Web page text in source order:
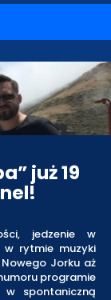
już 19
jedzenie w
w rytmie muzyki
Jorku aż
programie
w spontaniczną